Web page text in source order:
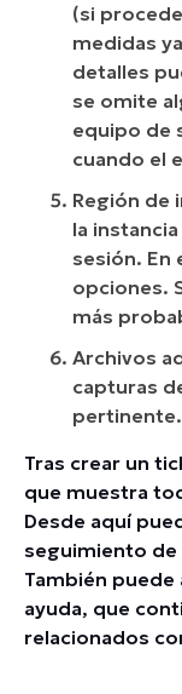
(si
medidas
detalles
se omite
equipo de
cuando el
Región de
la
sesión. En
opciones.
más
Archivos
capturas
pertinente.
Tras crear un
que muestra
Desde aquí
seguimiento de
También
ayuda, que
relacionados